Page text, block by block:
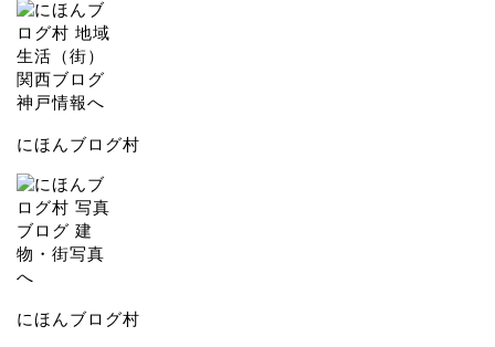
にほんブログ村
にほんブログ村